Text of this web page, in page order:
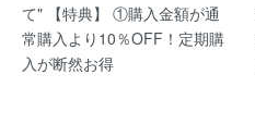
て" 【特典】 ①購入金額が通
常購入より10％OFF！定期購
入が断然お得